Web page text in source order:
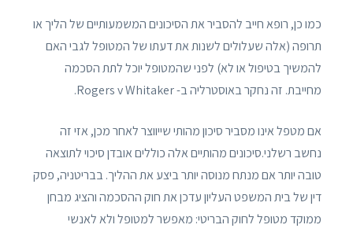
כמו כן, רופא חייב להסביר את הסיכונים המשמעותיים של הליך או
תרופה (אלה שעלולים לשנות את דעתו של המטופל לגבי האם
להמשיך בטיפול או לא) לפני שהמטופל יוכל לתת הסכמה
מחייבת. זה נחקר באוסטרליה ב- Rogers v Whitaker.
אם מטפל אינו מסביר סיכון מהותי שייווצר לאחר מכן, אזי זה
נחשב רשלני.סיכונים מהותיים אלה כוללים אובדן סיכוי לתוצאה
טובה יותר אם מנתח מנוסה יותר ביצע את ההליך. בבריטניה, פסק
דין של בית המשפט העליון עדכן את חוק ההסכמה והציג מבחן
ממוקד מטופל לחוק הבריטי: מאפשר למטופל ולא לאנשי